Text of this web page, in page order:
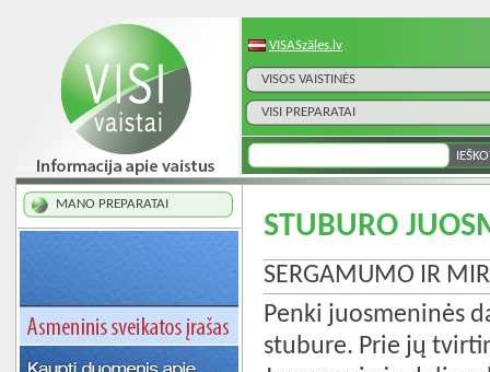
VISASzāles.lv
VISOS VAISTINĖS
VISI PREPARATAI
MANO PREPARATAI
STUBURO
SERGAMUMO IR
Penki juosmeninės
stubure. Prie jų